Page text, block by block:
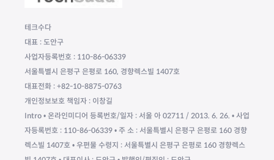
테크수다
대표 : 도안구
사업자등록번호 : 110-86-06339
서울특별시 은평구 은평로 160, 경향렉스빌 1407호
대표전화 : +82-10-8875-0763
개인정보보호 책임자 : 이창길
Intro • 온라인미디어 등록번호/일자 : 서울 아 02711 / 2013. 6. 26. • 사업
자등록번호 : 110-86-06339 • 주 소 : 서울특별시 은평구 은평로 160 경향
렉스빌 1407호 • 우편물 수령지 : 서울특별시 은평구 은평로 160 경향렉스